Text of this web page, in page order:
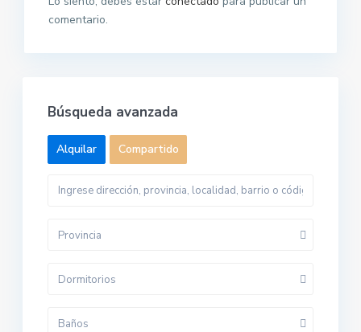
comentario.
Búsqueda avanzada
Alquilar Compartido
Provincia
Dormitorios
Baños